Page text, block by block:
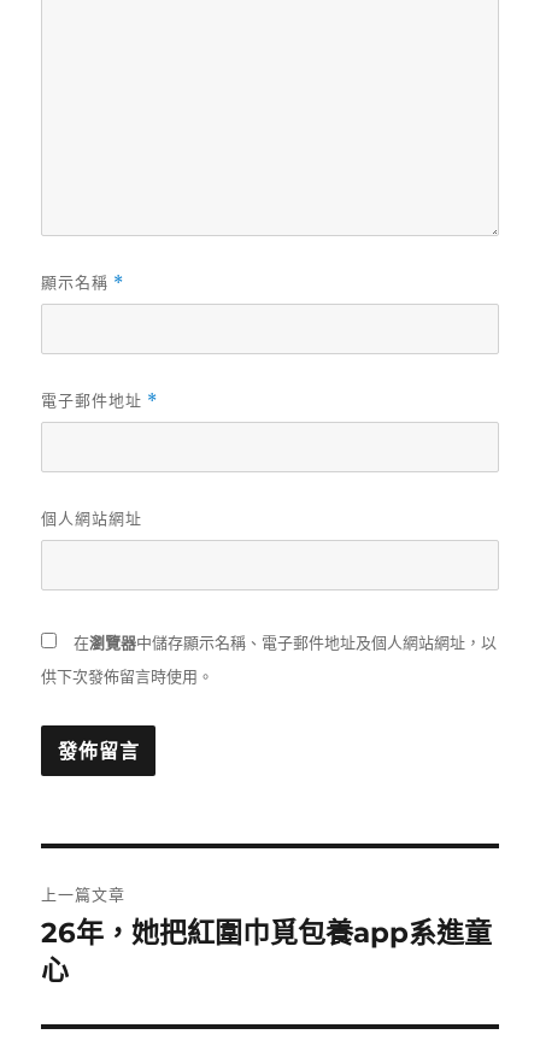
顯示名稱 *
電子郵件地址 *
個人網站網址
在瀏覽器中儲存顯示名稱、電子郵件地址及個人網站網址，以
供下次發佈留言時使用。
章
導
覽
上一篇文章
上
一
文
26年，她把紅圍巾覓包養app系進童
心